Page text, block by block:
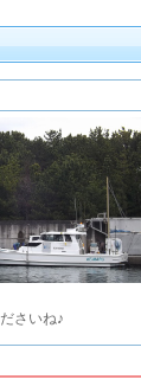
さいね♪